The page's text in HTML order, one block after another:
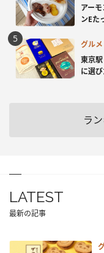
アー
ンEた
グルメ
東京
に選
ラ
LATEST
最新の記事